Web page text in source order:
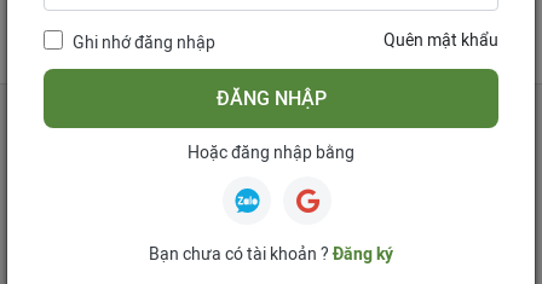
tử
Mua bản tin điện tử
Đăng ký diễn đàn
Ngô Chí Tùng Lê Trọng Minh
Ghi nhớ đăng nhập Quên mật khẩu
ĐĂNG NHẬP
Hoặc đăng nhập bằng
Bạn chưa có tài khoản ?Đăng ký